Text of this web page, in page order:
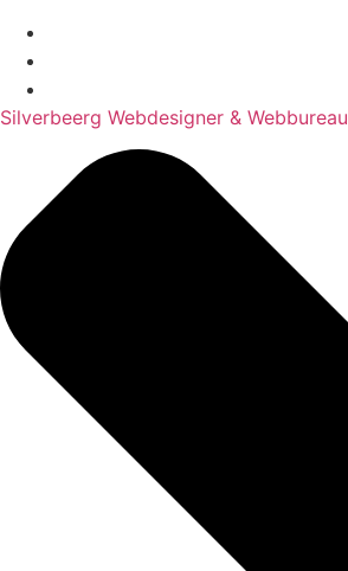
Silverbeerg Webdesigner & Webbureau